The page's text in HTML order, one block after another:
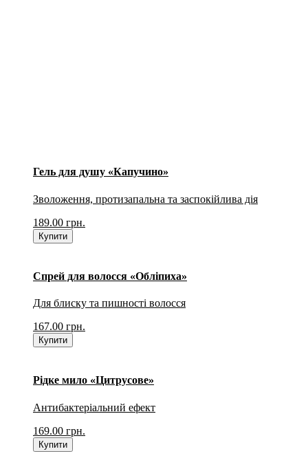
Гель для душу «Капучино»
Зволоження, протизапальна та заспокійлива дія
189.00 грн.
Купити
Спрей для волосся «Обліпиха»
Для блиску та пишності волосся
167.00 грн.
Купити
Рідке мило «Цитрусове»
Антибактеріальний ефект
169.00 грн.
Купити